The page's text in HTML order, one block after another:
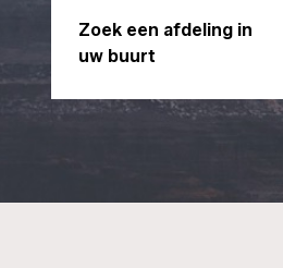
Zoek een afdeling in
uw buurt